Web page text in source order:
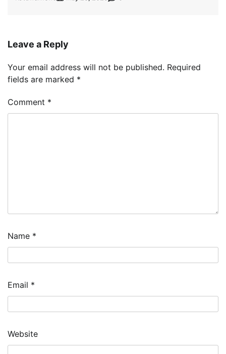
Leave a Reply
Your email address will not be published. Required
fields are marked *
Comment *
Name *
Email *
Website